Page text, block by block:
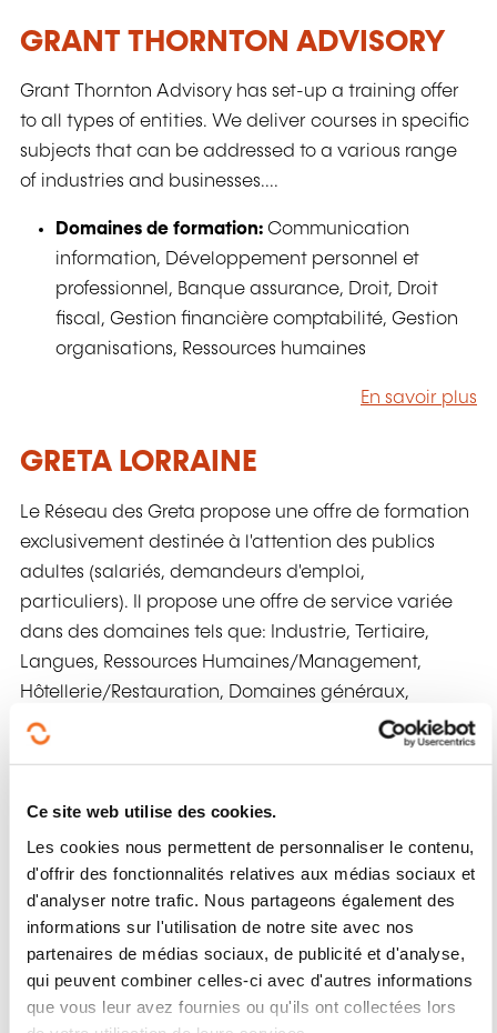
Ce site web utilise des cookies.
Les cookies nous permettent de personnaliser le contenu,
d'offrir des fonctionnalités relatives aux médias sociaux et
d'analyser notre trafic. Nous partageons également des
informations sur l'utilisation de notre site avec nos
partenaires de médias sociaux, de publicité et d'analyse,
qui peuvent combiner celles-ci avec d'autres informations
que vous leur avez fournies ou qu'ils ont collectées lors
GRANT THORNTON ADVISORY
Grant Thornton Advisory has set-up a training offer
to all types of entities. We deliver courses in specific
subjects that can be addressed to a various range
of industries and businesses....
Domaines de formation:Communication
information, Développement personnel et
professionnel, Banque assurance, Droit, Droit
fiscal, Gestion financière comptabilité, Gestion
organisations, Ressources humaines
En savoir plus
GRETA LORRAINE
Le Réseau des Greta propose une offre de formation
exclusivement destinée à l'attention des publics
adultes (salariés, demandeurs d'emploi,
particuliers). Il propose une offre de service variée
dans des domaines tels que: Industrie, Tertiaire,
Langues, Ressources Humaines/Management,
Hôtellerie/Restauration, Domaines généraux,
Insertion, Sécurité, etc....
Domaines de formation:Commerce, Hôtellerie
Environnement aménagement, Génie
climatique, Travaux publics, Développement
personnel et professionnel, Banque assurance,
Commerce international, Droit fiscal, Gestion
commerciale achats, Gestion financière
comptabilité, Ingénierie formation pédagogie,